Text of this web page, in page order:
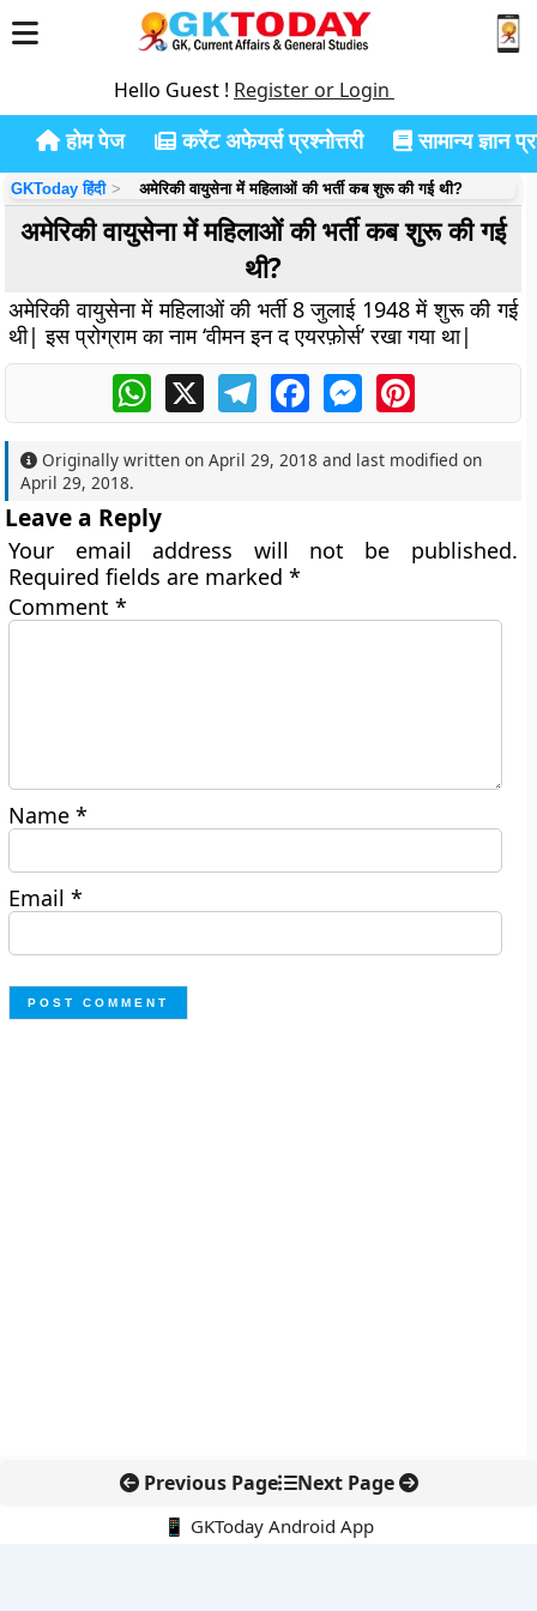
Hello Guest ! Register or Login
होम पेज करेंट अफेयर्स प्रश्नोत्तरी सामान्य ज्ञान
GKToday हिंदी अमेरिकी वायुसेना में महिलाओं की भर्ती कब शुरू की गई थी?
अमेरिकी वायुसेना में महिलाओं की भर्ती कब शुरू की गई
थी?
अमेरिकी वायुसेना में महिलाओं की भर्ती 8 जुलाई 1948 में शुरू की गई
थी| इस प्रोग्राम का नाम ‘वीमन इन द एयरफ़ोर्स’ रखा गया था|
WhatsApp
X TelegramFacebookMessengerPinterest
Originally written onApril 29, 2018 and last modified on
April 29, 2018.
Leave a Reply
Your email address will not be published.
Required fields are marked*
Comment*
Name*
Email*
Previous Page Next Page
📱 GKToday Android App